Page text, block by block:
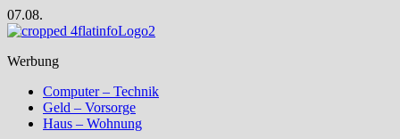
Zum
Inhalt
07.08.
Werbung
Computer – Technik
Geld – Vorsorge
Haus – Wohnung